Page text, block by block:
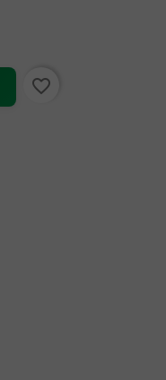
favorite_border